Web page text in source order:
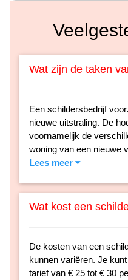
Wat zijn de taken
Een schildersbedrijf
nieuwe uitstraling. De
voornamelijk de
woning van een nieuwe
Lees meer
Wat kost een
De kosten van een
kunnen variëren. Je
tarief van € 25 tot € 30